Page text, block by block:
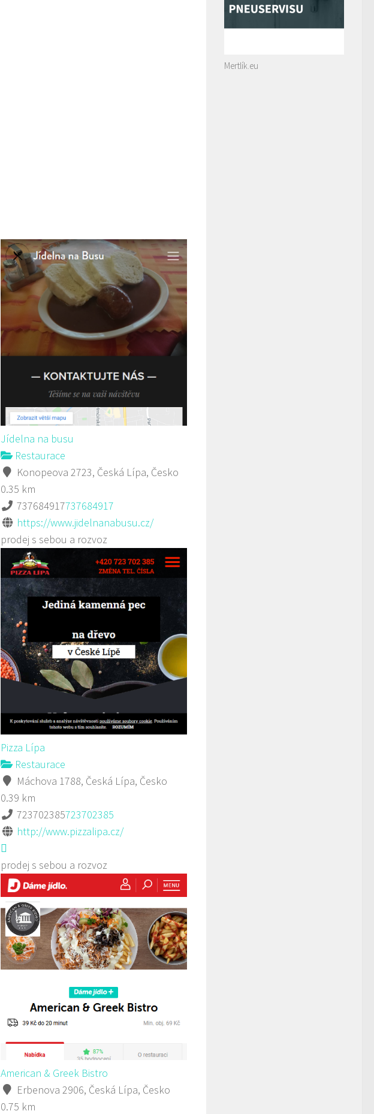
Jídelna na busu
Restaurace
Konopeova 2723, Česká Lípa, Česko
0.35 km
737684917737684917
https://www.jidelnanabusu.cz/
prodej s sebou a rozvoz
Pizza Lípa
Restaurace
Máchova 1788, Česká Lípa, Česko
0.39 km
723702385723702385
http://www.pizzalipa.cz/
prodej s sebou a rozvoz
American & Greek Bistro
Erbenova 2906, Česká Lípa, Česko
0.75 km
Mertlík.eu